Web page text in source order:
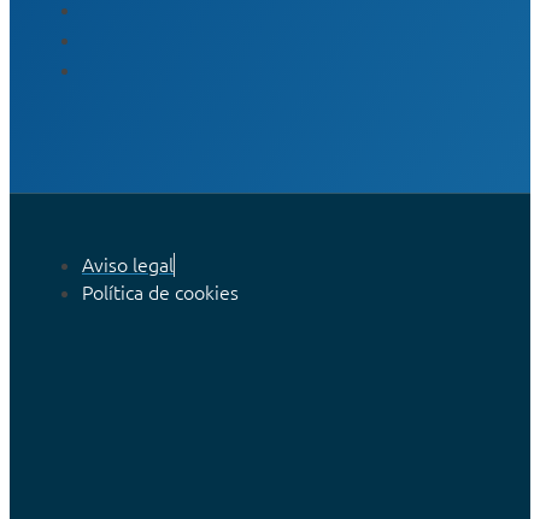
Aviso legal
Política de cookies